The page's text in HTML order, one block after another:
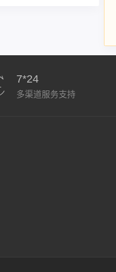
7*24
多渠道服务支持